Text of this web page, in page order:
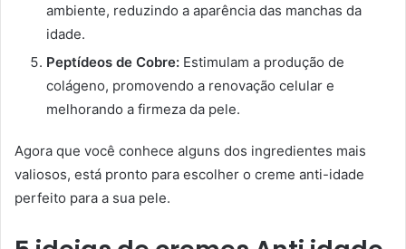
ambiente, reduzindo a aparência das manchas da
idade.
Peptídeos de Cobre: Estimulam a produção de
colágeno, promovendo a renovação celular e
melhorando a firmeza da pele.
Agora que você conhece alguns dos ingredientes mais
valiosos, está pronto para escolher o creme anti-idade
perfeito para a sua pele.